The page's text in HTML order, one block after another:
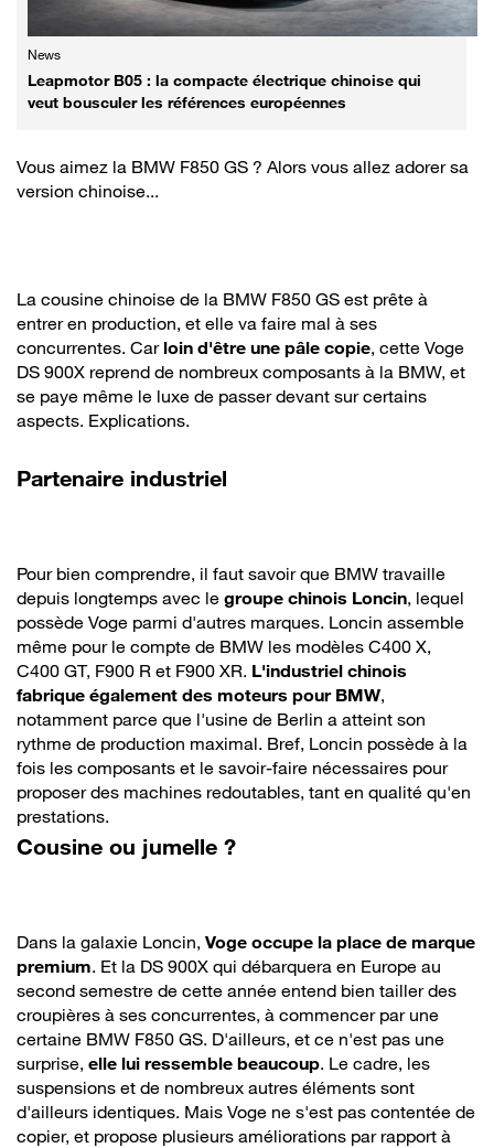
News
Leapmotor B05 : la compacte électrique chinoise qui
veut bousculer les références européennes
Vous aimez la BMW F850 GS ? Alors vous allez adorer sa
version chinoise...
La cousine chinoise de la BMW F850 GS est prête à
entrer en production, et elle va faire mal à ses
concurrentes. Car loin d'être une pâle copie, cette Voge
DS 900X reprend de nombreux composants à la BMW, et
se paye même le luxe de passer devant sur certains
aspects. Explications.
Partenaire industriel
Pour bien comprendre, il faut savoir que BMW travaille
depuis longtemps avec le groupe chinois Loncin, lequel
possède Voge parmi d'autres marques. Loncin assemble
même pour le compte de BMW les modèles C400 X,
C400 GT, F900 R et F900 XR. L'industriel chinois
fabrique également des moteurs pour BMW,
notamment parce que l'usine de Berlin a atteint son
rythme de production maximal. Bref, Loncin possède à la
fois les composants et le savoir-faire nécessaires pour
proposer des machines redoutables, tant en qualité qu'en
prestations.
Cousine ou jumelle ?
Dans la galaxie Loncin, Voge occupe la place de marque
premium. Et la DS 900X qui débarquera en Europe au
second semestre de cette année entend bien tailler des
croupières à ses concurrentes, à commencer par une
certaine BMW F850 GS. D'ailleurs, et ce n'est pas une
surprise, elle lui ressemble beaucoup. Le cadre, les
suspensions et de nombreux autres éléments sont
d'ailleurs identiques. Mais Voge ne s'est pas contentée de
copier, et propose plusieurs améliorations par rapport à